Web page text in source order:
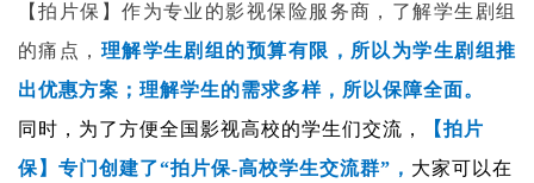
【拍片保】作为专业的影视保险服务商，了解学生剧组
的痛点， 理解学生剧组的预算有限，所以为学生剧组推
出优惠方案；理解学生的需求多样，所以保障全面。
同时，为了方便全国影视高校的学生们交流，
【拍片
保】专门创建了“拍片保-高校学生交流群”， 大家可以在